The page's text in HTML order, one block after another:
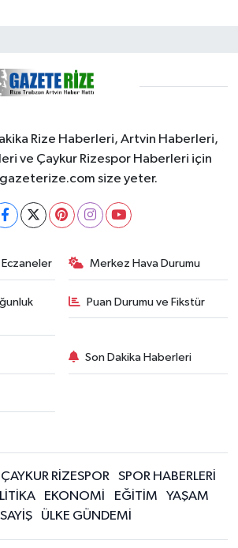
Rize Haberleri, Artvin Haberleri,
ve Çaykur Rizespor Haberleri için
size yeter.
Merkez Hava Durumu
Puan Durumu ve Fikstür
Son Dakika Haberleri
ÇAYKUR RİZESPOR
SPOR HABERLERİ
EKONOMİ EĞİTİM
YAŞAM
ÜLKE GÜNDEMİ